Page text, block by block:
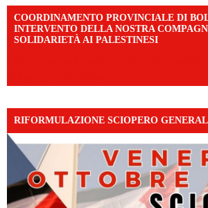
COORDINAMENTO PROVINCIALE DI
INTERVENTO DELLA NOSTRA
SOLIDARIETÀ AI PALESTINESI
RIFORMULAZIONE SCIOPERO